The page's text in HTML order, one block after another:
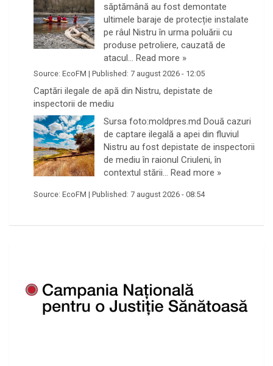
săptămână au fost demontate
ultimele baraje de protecție instalate
pe râul Nistru în urma poluării cu
produse petroliere, cauzată de
atacul… Read more »
Source: EcoFM | Published: 7 august 2026 - 12:05
Captări ilegale de apă din Nistru, depistate de
inspectorii de mediu
Sursa foto:moldpres.md Două cazuri
de captare ilegală a apei din fluviul
Nistru au fost depistate de inspectorii
de mediu în raionul Criuleni, în
contextul stării… Read more »
Source: EcoFM | Published: 7 august 2026 - 08:54